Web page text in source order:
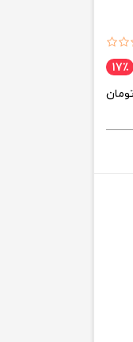
17٪